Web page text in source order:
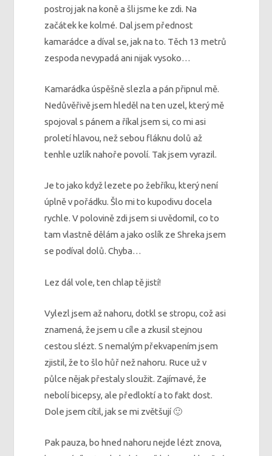
postroj jak na koně a šli jsme ke zdi. Na
začátek ke kolmé. Dal jsem přednost
kamarádce a díval se, jak na to. Těch 13 metrů
zespoda nevypadá ani nijak vysoko…
Kamarádka úspěšně slezla a pán připnul mě.
Nedůvěřivě jsem hleděl na ten uzel, který mě
spojoval s pánem a říkal jsem si, co mi asi
proletí hlavou, než sebou fláknu dolů až
tenhle uzlík nahoře povolí. Tak jsem vyrazil.
Je to jako když lezete po žebříku, který není
úplně v pořádku. Šlo mi to kupodivu docela
rychle. V polovině zdi jsem si uvědomil, co to
tam vlastně dělám a jako oslík ze Shreka jsem
se podíval dolů. Chyba…
Lez dál vole, ten chlap tě jistí!
Vylezl jsem až nahoru, dotkl se stropu, což asi
znamená, že jsem u cíle a zkusil stejnou
cestou slézt. S nemalým překvapením jsem
zjistil, že to šlo hůř než nahoru. Ruce už v
půlce nějak přestaly sloužit. Zajímavé, že
nebolí bicepsy, ale předloktí a to fakt dost.
Dole jsem cítil, jak se mi zvětšují 🙂
Pak pauza, bo hned nahoru nejde lézt znova,